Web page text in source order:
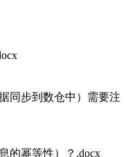
同步到数仓中）需要注
的幂等性）？.docx